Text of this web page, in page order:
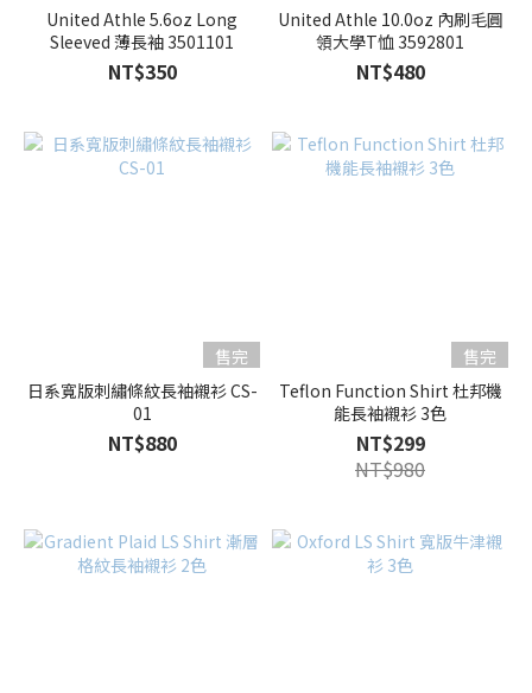
United Athle 5.6oz Long
Sleeved 薄長袖 3501101
NT$350
United Athle 10.0oz 內刷毛圓
領大學T恤 3592801
NT$480
售完
日系寬版刺繡條紋長袖襯衫 CS-
01
NT$880
售完
Teflon Function Shirt 杜邦機
能長袖襯衫 3色
NT$299
NT$980